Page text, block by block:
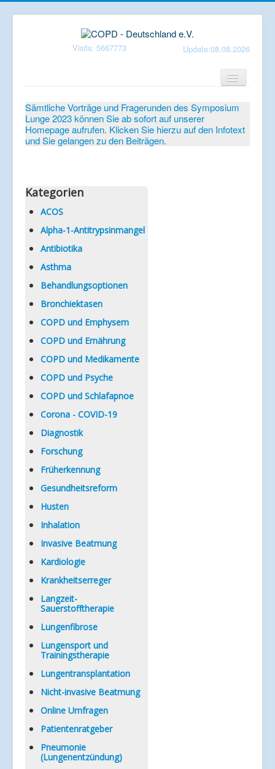
Visits: 5667773 Update:08.08.2026
Verein
Patientenbroschüren
Mediathek
Aktuelles
Veranstaltungen
Informationen
Sämtliche Vorträge und Fragerunden des Symposium
Lunge 2023 können Sie ab sofort auf unserer
Homepage aufrufen. Klicken Sie hierzu auf den Infotext
und Sie gelangen zu den Beiträgen.
Kategorien
ACOS
Alpha-1-Antitrypsinmangel
Antibiotika
Asthma
Behandlungsoptionen
Bronchiektasen
COPD und Emphysem
COPD und Ernährung
COPD und Medikamente
COPD und Psyche
COPD und Schlafapnoe
Corona - COVID-19
Diagnostik
Forschung
Früherkennung
Gesundheitsreform
Husten
Inhalation
Invasive Beatmung
Kardiologie
Krankheitserreger
Langzeit-
Sauerstofftherapie
Lungenfibrose
Lungensport und
Trainingstherapie
Lungentransplantation
Nicht-invasive Beatmung
Online Umfragen
Patientenratgeber
Pneumonie
(Lungenentzündung)